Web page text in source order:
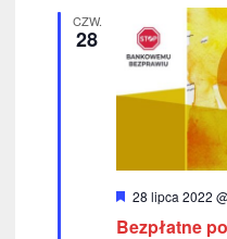
n
e
CZW.
28
W
r
28 lipca 2022
Bezpłatne